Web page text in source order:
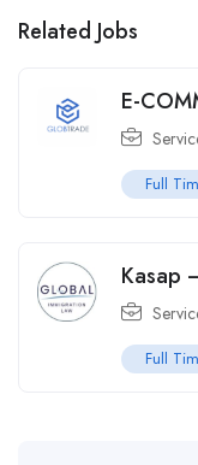
Related Jobs
E-
Full
Kasap
Full